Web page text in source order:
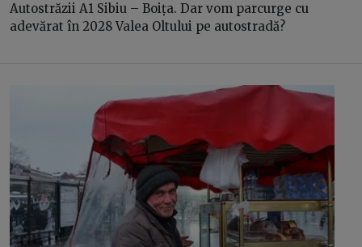
Autostrăzii A1 Sibiu – Boița. Dar vom parcurge cu
adevărat în 2028 Valea Oltului pe autostradă?